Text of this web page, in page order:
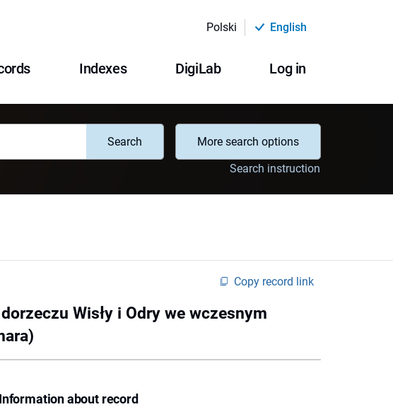
Polski English
Indexes DigiLab Log in
Search
More search options
Search instruction
Copy record link
Wisły i Odry we wczesnym
Information about record